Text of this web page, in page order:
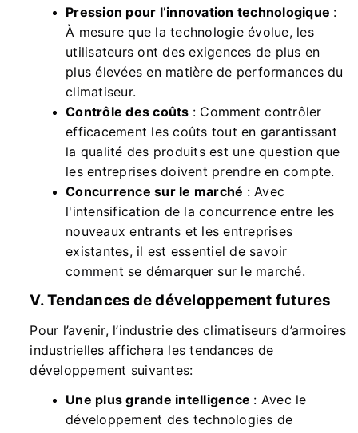
Pression pour l’innovation technologique :
À mesure que la technologie évolue, les
utilisateurs ont des exigences de plus en
plus élevées en matière de performances du
climatiseur.
Contrôle des coûts : Comment contrôler
efficacement les coûts tout en garantissant
la qualité des produits est une question que
les entreprises doivent prendre en compte.
Concurrence sur le marché : Avec
l'intensification de la concurrence entre les
nouveaux entrants et les entreprises
existantes, il est essentiel de savoir
comment se démarquer sur le marché.
V. Tendances de développement futures
Pour l’avenir, l’industrie des climatiseurs d’armoires
industrielles affichera les tendances de
développement suivantes:
Une plus grande intelligence : Avec le
développement des technologies de